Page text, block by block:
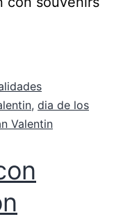
, dia de los
Valentin